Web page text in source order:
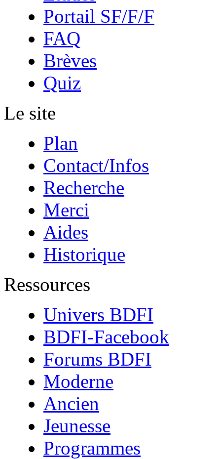
Portail SF/F/F
FAQ
Brèves
Quiz
Le site
Plan
Contact/Infos
Recherche
Merci
Aides
Historique
Ressources
Univers BDFI
BDFI-Facebook
Forums BDFI
Moderne
Ancien
Jeunesse
Programmes